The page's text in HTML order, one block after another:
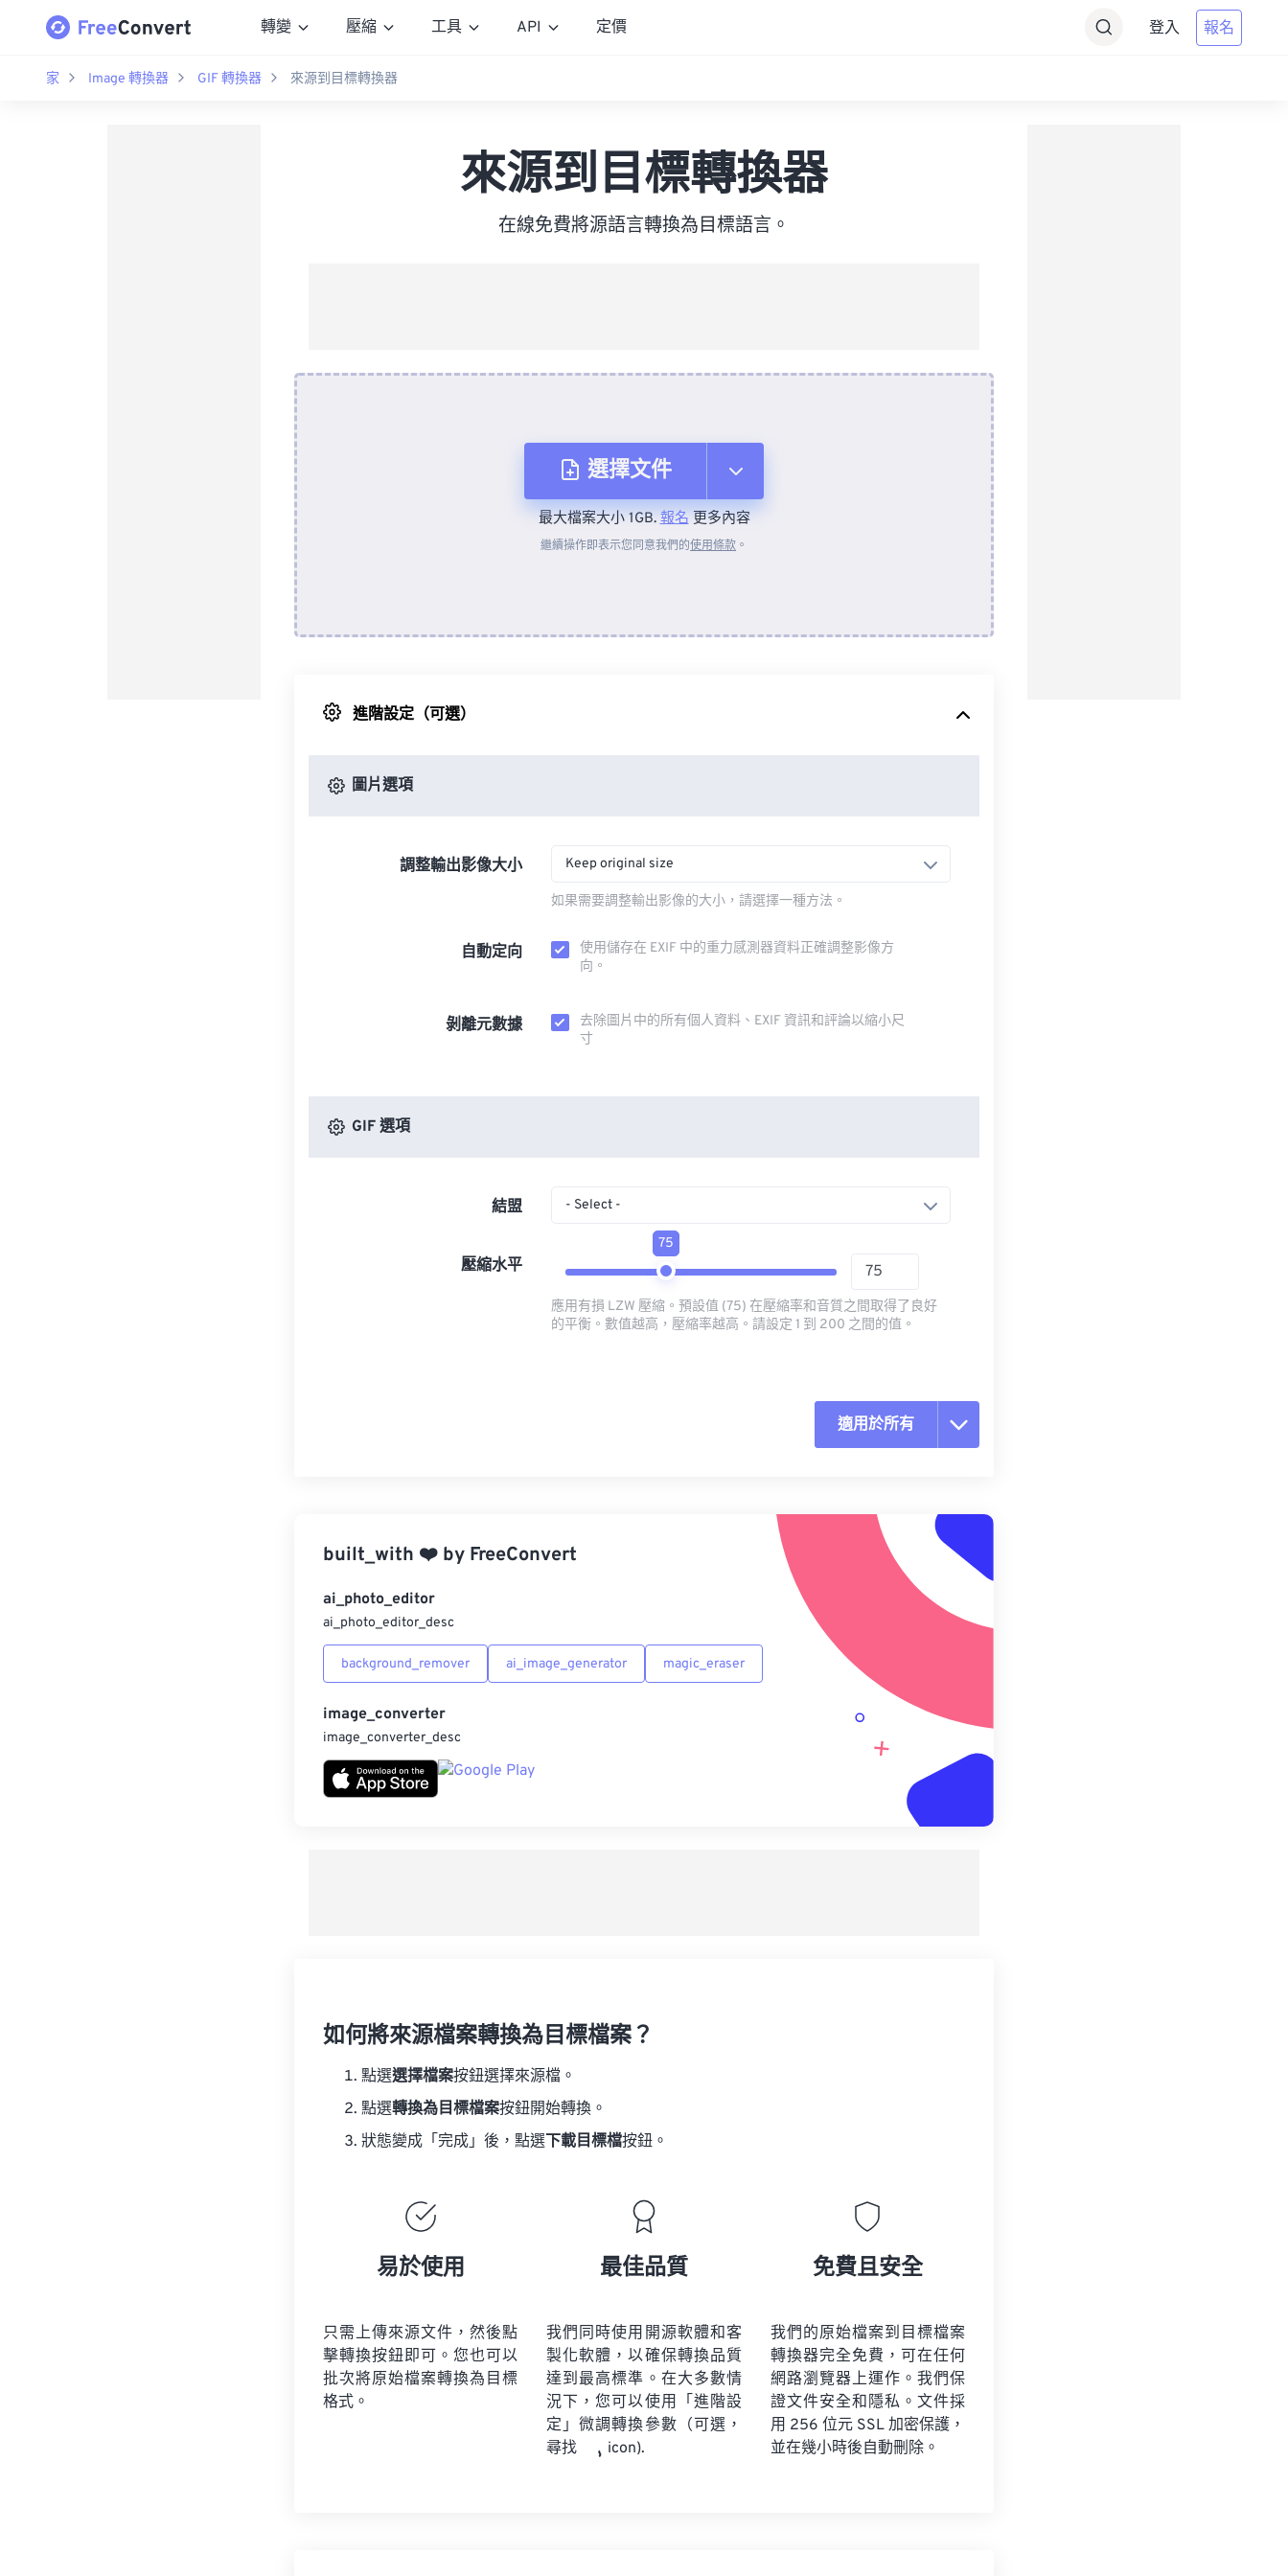
轉變 壓縮 工具 API 定價 登入 報名
家 Image 轉換器 GIF 轉換器 來源到目標轉換器
來源到目標轉換器
在線免費將源語言轉換為目標語言。
選擇文件
來自裝置
最大檔案大小 1GB.報名更多內容
繼續操作即表示您同意我們的使用條款 。
進階設定（可選）
圖片選項
調整輸出影像大小 Keep original size
如果需要調整輸出影像的大小，請選擇一種方法。
自動定向
使用儲存在 EXIF 中的重力感測器資料正確調整影像方
向。
剝離元數據
去除圖片中的所有個人資料、EXIF 資訊和評論以縮小尺
寸
GIF 選項
結盟 - Select -
壓縮水平
75
應用有損 LZW 壓縮。預設值 (75) 在壓縮率和音質之間取得了良好
的平衡。數值越高，壓縮率越高。請設定 1 到 200 之間的值。
適用於所有
應用預設
另存為預設
built_with ❤️ by FreeConvert
ai_photo_editor
ai_photo_editor_desc
background_remover ai_image_generator magic_eraser
image_converter
image_converter_desc
如何將來源檔案轉換為目標檔案？
點選選擇檔案按鈕選擇來源檔。
點選轉換為目標檔案按鈕開始轉換。
狀態變成「完成」後，點選 下載目標檔按鈕。
易於使用
只需上傳來源文件，然後點
擊轉換按鈕即可。您也可以
批次將原始檔案轉換為目標
格式。
最佳品質
我們同時使用開源軟體和客
製化軟體，以確保轉換品質
達到最高標準。在大多數情
況下，您可以使用「進階設
定」微調轉換參數（可選，
尋找
icon).
免費且安全
我們的原始檔案到目標檔案
轉換器完全免費，可在任何
網路瀏覽器上運作。我們保
證文件安全和隱私。文件採
用 256 位元 SSL 加密保護，
並在幾小時後自動刪除。